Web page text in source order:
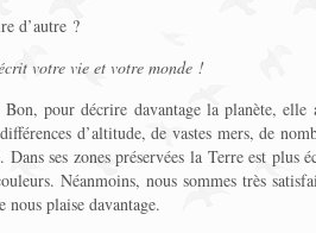
d’autre ?
votre vie et votre monde !
pour décrire davantage la planète, elle
d’altitude, de vastes mers, de
Dans ses zones préservées la Terre est plus
Néanmoins, nous sommes très
nous plaise davantage.